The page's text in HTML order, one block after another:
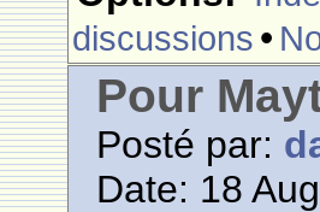
discussions •
Pour
Posté par:
Date: 18